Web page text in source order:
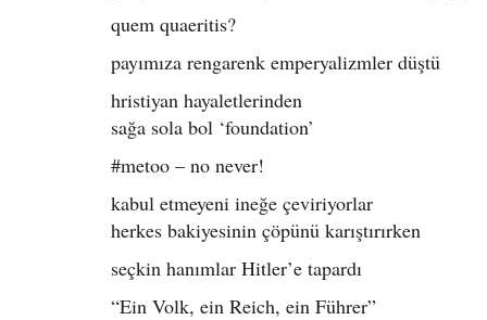
quem quaeritis?
payımıza rengarenk emperyalizmler düştü
hristiyan hayaletlerinden
sağa sola bol ‘foundation’
#metoo – no never!
kabul etmeyeni ineğe çeviriyorlar
herkes bakiyesinin çöpünü karıştırırken
seçkin hanımlar Hitler’e tapardı
“Ein Volk, ein Reich, ein Führer”